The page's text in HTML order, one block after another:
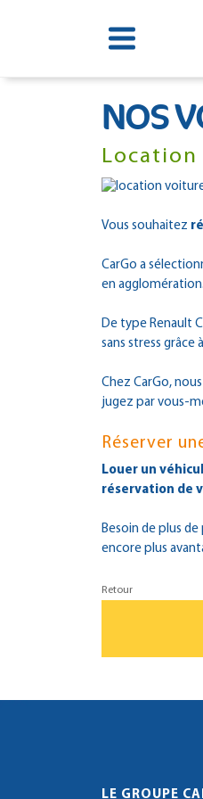
NOS
Vous souhaitez
CarGo a
en agglomération.
De type Renault
sans stress
Chez CarGo,
jugez par vous-
Réserver
Louer un
réservation de
Besoin de plus
encore plus
Retour
LE GROUPE